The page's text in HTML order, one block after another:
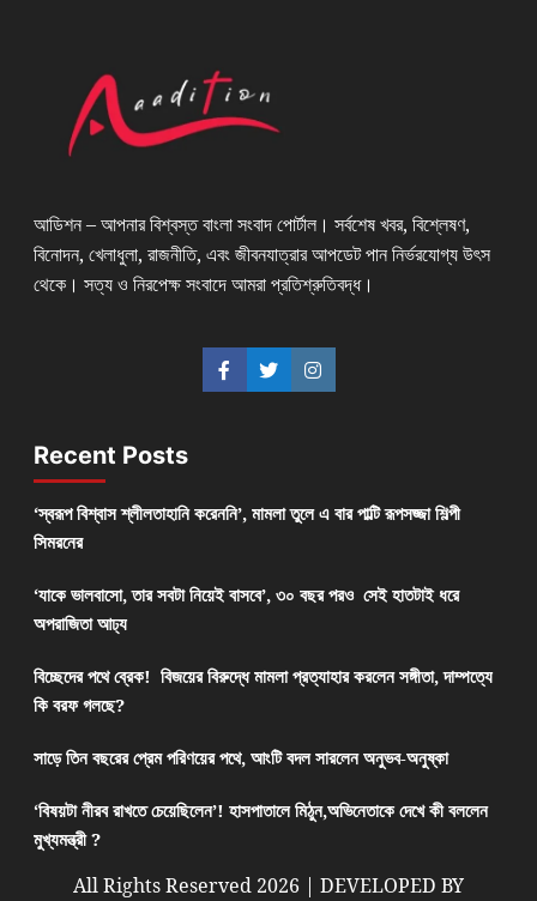
আডিশন – আপনার বিশ্বস্ত বাংলা সংবাদ পোর্টাল। সর্বশেষ খবর, বিশ্লেষণ,
বিনোদন, খেলাধুলা, রাজনীতি, এবং জীবনযাত্রার আপডেট পান নির্ভরযোগ্য উৎস
থেকে। সত্য ও নিরপেক্ষ সংবাদে আমরা প্রতিশ্রুতিবদ্ধ।
Recent Posts
‘স্বরূপ বিশ্বাস শ্লীলতাহানি করেননি’, মামলা তুলে এ বার পাল্টি রূপসজ্জা শিল্পী
সিমরনের
‘যাকে ভালবাসো, তার সবটা নিয়েই বাসবে’, ৩০ বছর পরও সেই হাতটাই ধরে
অপরাজিতা আঢ্য
বিচ্ছেদের পথে ব্রেক! বিজয়ের বিরুদ্ধে মামলা প্রত্যাহার করলেন সঙ্গীতা, দাম্পত্যে
কি বরফ গলছে?
সাড়ে তিন বছরের প্রেম পরিণয়ের পথে, আংটি বদল সারলেন অনুভব-অনুষ্কা
‘বিষয়টা নীরব রাখতে চেয়েছিলেন’! হাসপাতালে মিঠুন,অভিনেতাকে দেখে কী বললেন
মুখ্যমন্ত্রী ?
All Rights Reserved 2026 | DEVELOPED BY